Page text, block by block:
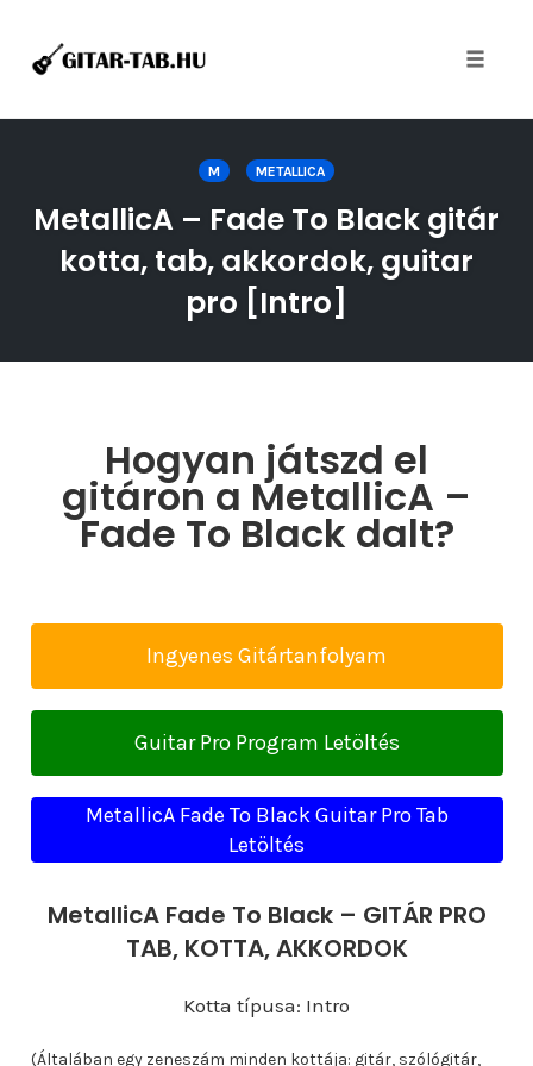
M METALLICA
MetallicA – Fade To Black gitár
kotta, tab, akkordok, guitar
pro [Intro]
Hogyan játszd el
gitáron a MetallicA –
Fade To Black dalt?
Ingyenes Gitártanfolyam
Guitar Pro Program Letöltés
MetallicA Fade To Black Guitar Pro Tab
Letöltés
MetallicA Fade To Black – GITÁR PRO
TAB, KOTTA, AKKORDOK
Kotta típusa: Intro
(Általában egy zeneszám minden kottája: gitár, szólógitár,